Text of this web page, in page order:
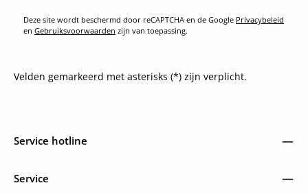
Deze site wordt beschermd door reCAPTCHA en de Google Privacybeleid
en Gebruiksvoorwaarden zijn van toepassing.
Velden gemarkeerd met asterisks (*) zijn verplicht.
Service hotline
Service